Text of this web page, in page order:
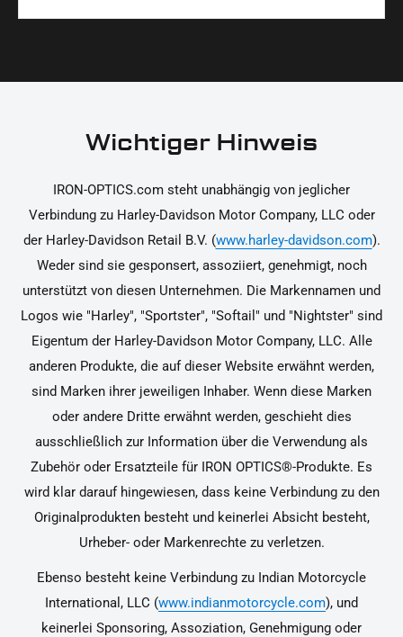
korrekt an deinem Motorrad zu installieren.
Ja, du kannst die Teile innerhalb von 14 Tagen
Rücksendung findest du in unseren
Wichtiger Hinweis
IRON-OPTICS.com steht unabhängig von jeglicher
Verbindung zu Harley-Davidson Motor Company, LLC oder
der Harley-Davidson Retail B.V. (www.harley-davidson.com).
Weder sind sie gesponsert, assoziiert, genehmigt, noch
unterstützt von diesen Unternehmen. Die Markennamen und
Logos wie "Harley", "Sportster", "Softail" und "Nightster" sind
Eigentum der Harley-Davidson Motor Company, LLC. Alle
anderen Produkte, die auf dieser Website erwähnt werden,
sind Marken ihrer jeweiligen Inhaber. Wenn diese Marken
oder andere Dritte erwähnt werden, geschieht dies
ausschließlich zur Information über die Verwendung als
Zubehör oder Ersatzteile für IRON OPTICS®-Produkte. Es
wird klar darauf hingewiesen, dass keine Verbindung zu den
Originalprodukten besteht und keinerlei Absicht besteht,
Urheber- oder Markenrechte zu verletzen.
Ebenso besteht keine Verbindung zu Indian Motorcycle
International, LLC (www.indianmotorcycle.com), und
keinerlei Sponsoring, Assoziation, Genehmigung oder